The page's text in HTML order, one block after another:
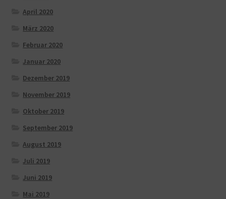
April 2020
März 2020
Februar 2020
Januar 2020
Dezember 2019
November 2019
Oktober 2019
September 2019
August 2019
Juli 2019
Juni 2019
Mai 2019